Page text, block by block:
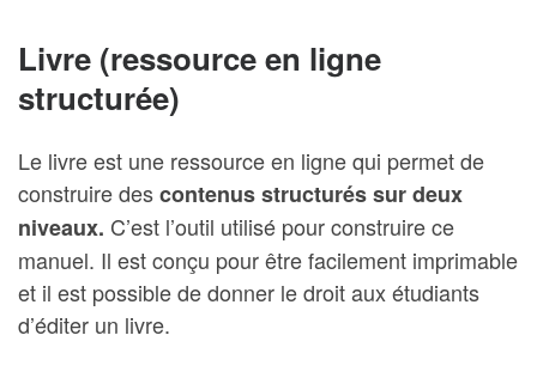
Livre (ressource en ligne
structurée)
Le livre est une ressource en ligne qui permet de
construire descontenus structurés sur deux
niveaux. C’est l’outil utilisé pour construire ce
manuel. Il est conçu pour être facilement imprimable
et il est possible de donner le droit aux étudiants
d’éditer un livre.